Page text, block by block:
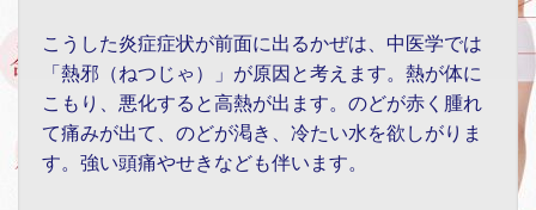
こうした炎症症状が前面に出るかぜは、中医学では
「熱邪（ねつじゃ）」が原因と考えます。熱が体に
こもり、悪化すると高熱が出ます。のどが赤く腫れ
て痛みが出て、のどが渇き、冷たい水を欲しがりま
す。強い頭痛やせきなども伴います。